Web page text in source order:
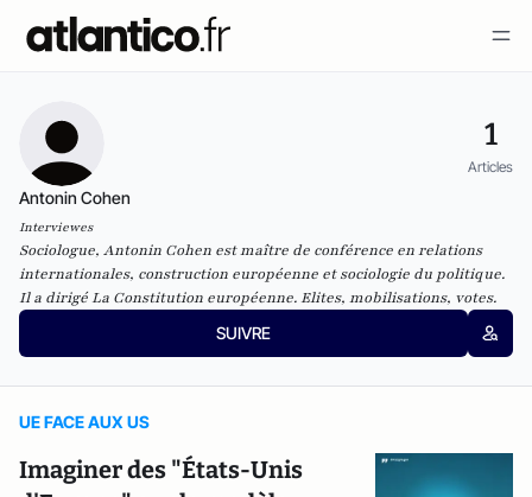
1
Articles
Antonin Cohen
Interviewes
Sociologue, Antonin Cohen est maître de conférence en relations
internationales, construction européenne et sociologie du politique.
Il a dirigéLa Constitution européenne. Elites, mobilisations, votes.
SUIVRE
UE FACE AUX US
Imaginer des "États-Unis